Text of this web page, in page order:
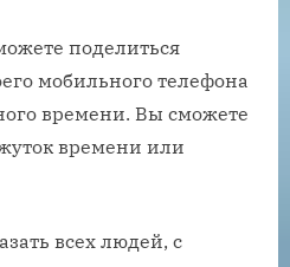
поделиться
мобильного телефона
времени. Вы сможете
времени или
всех людей, с